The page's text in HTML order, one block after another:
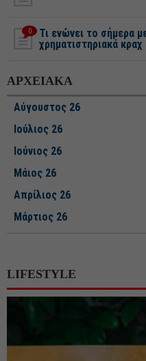
0
Τι ενώνει το σήμερα
χρηματιστηριακά κραχ
ΑΡΧΕΙΑΚΑ
Αύγουστος 26
Ιούλιος 26
Ιούνιος 26
Μάιος 26
Απρίλιος 26
Μάρτιος 26
Δεκέμβριος 25
Νοέμβριος 25
Σεπτέμβριος 25
LIFESTYLE